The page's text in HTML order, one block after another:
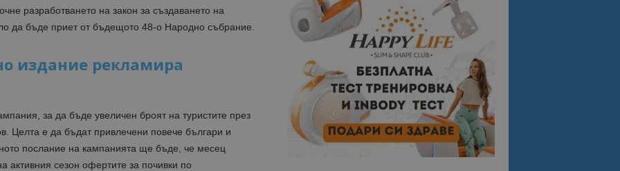
разработването на закон за създаването на
да бъде приет от бъдещото 48-о Народно събрание.
издание рекламира
за да бъде увеличен броят на туристите през
Целта е да бъдат привлечени повече българи и
послание на кампанията ще бъде, че месец
активния сезон офертите за почивки по